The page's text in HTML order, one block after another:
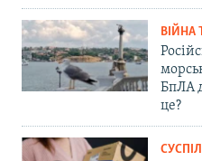
ВІЙНА
БпЛА
це?